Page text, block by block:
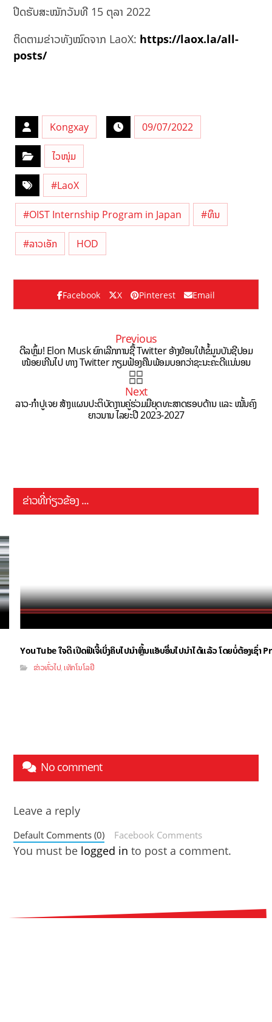
ປິດຮັບສະໝັກວັນທີ 15 ຕຸລາ 2022
ຕິດຕາມຂ່າວທັງໝົດຈາກ LaoX: https://laox.la/all-
posts/
Kongxay 09/07/2022
ໄວໜຸ່ມ
#LaoX
#OIST Internship Program in Japan #ທຶນ
#ລາວເອັກ HOD
Facebook X Pinterest Email
Previous
ດີລຫຼົ້ມ! Elon Musk ຍົກເລີກການຊື້ Twitter ອ້າງຍ້ອນໃຫ້ຂໍ້ມູນບັນຊີປອມ
ໜ້ອຍເກີນໄປ ທາງ Twitter ກຽມຟ້ອງຄືນພ້ອມບອກວ່າຊະນະຄະດີແນ່ນອນ
Next
ລາວ-ກຳປູເຈຍ ສ້າງແຜນປະຕິບັດງານຄູ່ຮ່ວມມືຍຸດທະສາດຮອບດ້ານ ແລະ ໝັ້ນຄົງ
ຍາວນານ ໄລຍະປີ 2023-2027
ຂ່າວທີ່ກ່ຽວຂ້ອງ ...
YouTube ໃຈດີ ເປີດຟີເຈີ້ເບິ່ງຄິບໄປນຳຫຼິ້ນແອັບອື່ນໄປນຳໄດ້ແລ້ວ ໂດຍບໍ່ຕ້ອງເຊົ່າ
ຂ່າວທົ່ວໄປ ,ເທັກໂນໂລຢີ
No comment
Leave a reply
Default Comments (0) Facebook Comments
You must be logged in to post a comment.